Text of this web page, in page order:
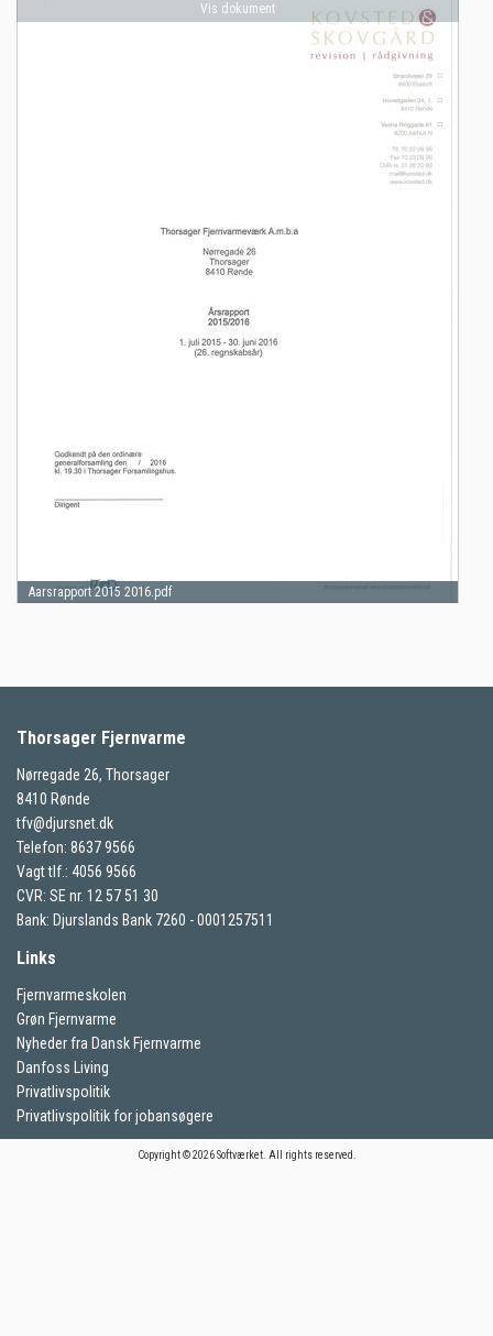
Vis dokument
Aarsrapport 2015 2016.pdf
Thorsager Fjernvarme
Nørregade 26, Thorsager
8410 Rønde
tfv@djursnet.dk
Telefon: 8637 9566
Vagt tlf.: 4056 9566
CVR: SE nr. 12 57 51 30
Bank: Djurslands Bank 7260 - 0001257511
Links
Fjernvarmeskolen
Grøn Fjernvarme
Nyheder fra Dansk Fjernvarme
Danfoss Living
Privatlivspolitik
Privatlivspolitik for jobansøgere
Copyright © 2026 Softværket. All rights reserved.